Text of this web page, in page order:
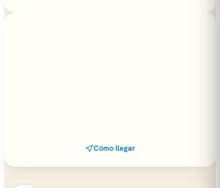
Cómo llegar